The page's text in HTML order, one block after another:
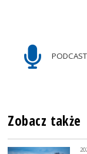
Zobacz także